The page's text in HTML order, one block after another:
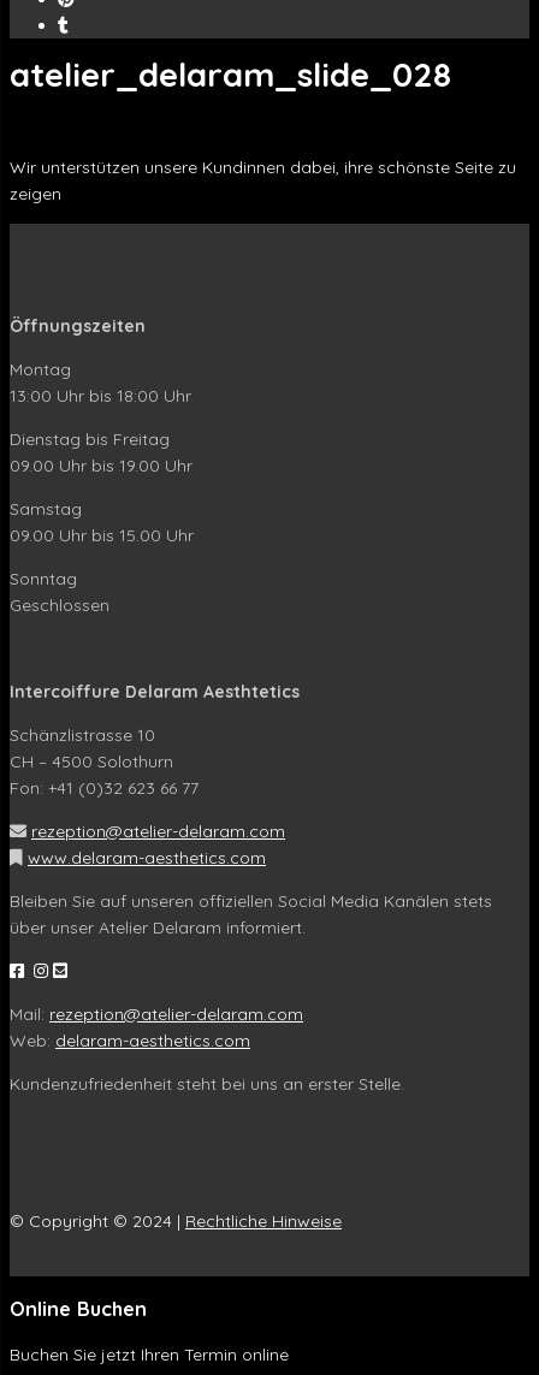
atelier_delaram_slide_028
Wir unterstützen unsere Kundinnen dabei, ihre schönste Seite zu
zeigen
Öffnungszeiten
Montag
13:00 Uhr bis 18:00 Uhr
Dienstag bis Freitag
09.00 Uhr bis 19.00 Uhr
Samstag
09.00 Uhr bis 15.00 Uhr
Sonntag
Geschlossen
Intercoiffure Delaram Aesthtetics
Schänzlistrasse 10
CH – 4500 Solothurn
Fon: +41 (0)32 623 66 77
rezeption@atelier-delaram.com
www.delaram-aesthetics.com
Bleiben Sie auf unseren offiziellen Social Media Kanälen stets
über unser Atelier Delaram informiert.
Mail: rezeption@atelier-delaram.com
Web: delaram-aesthetics.com
Kundenzufriedenheit steht bei uns an erster Stelle.
© Copyright © 2024 | Rechtliche Hinweise
Online Buchen
Buchen Sie jetzt Ihren Termin online